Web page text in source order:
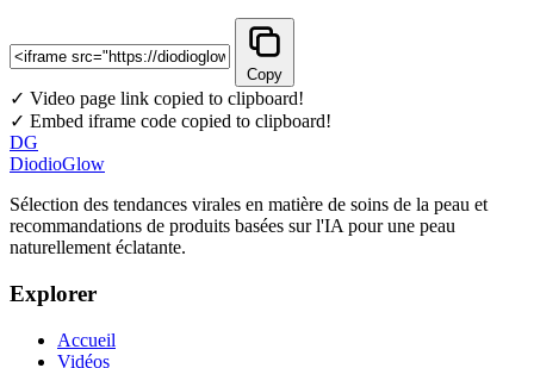
Copy
✓ Video page link copied to clipboard!
✓ Embed iframe code copied to clipboard!
DG
DiodioGlow
Sélection des tendances virales en matière de soins de la peau et
recommandations de produits basées sur l'IA pour une peau
naturellement éclatante.
Explorer
Accueil
Vidéos